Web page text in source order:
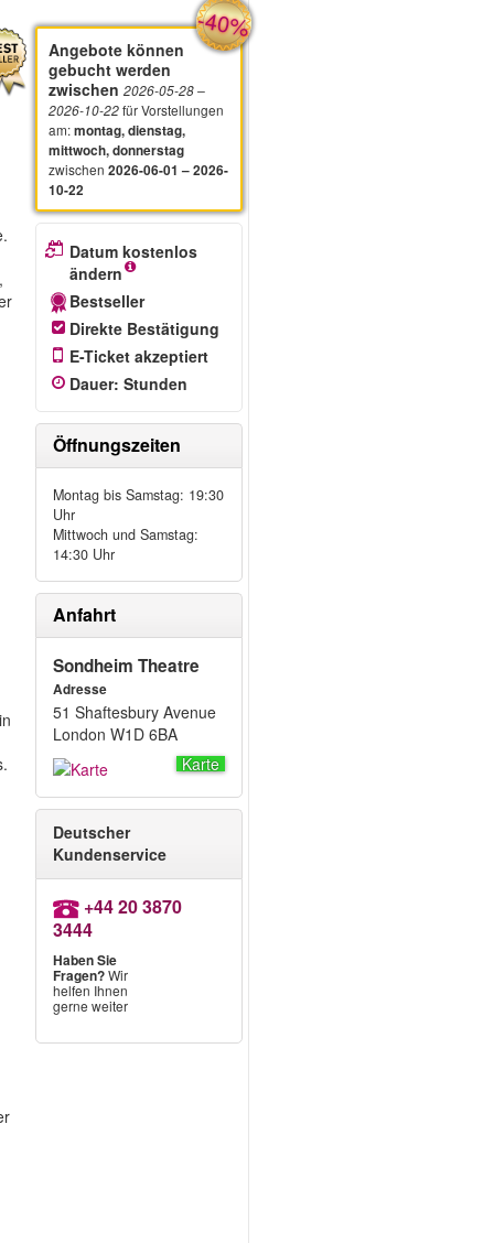
-40%
Angebote können
gebucht werden
zwischen 2026-05-28–
2026-10-22für Vorstellungen
am:montag, dienstag,
mittwoch, donnerstag
zwischen 2026-06-01 – 2026-
10-22
Datum kostenlos
ändern
Bestseller
Direkte Bestätigung
E-Ticket akzeptiert
Dauer: Stunden
Öffnungszeiten
Montag bis Samstag: 19:30
Uhr
Mittwoch und Samstag:
14:30 Uhr
Anfahrt
Sondheim Theatre
Adresse
51 Shaftesbury Avenue
London W1D 6BA
Karte
Deutscher
Kundenservice
+44 20 3870
3444
Haben Sie
Fragen?Wir
helfen Ihnen
gerne weiter